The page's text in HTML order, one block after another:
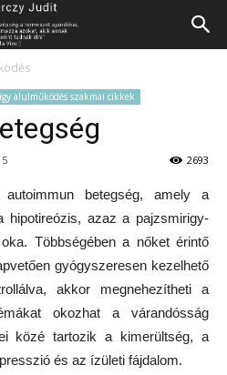
alulműködés szakmai cikkek
2693
betegség, amely a
hipotireózis, azaz a pajzsmirigy-
Többségében a nőket érintő
gyógyszeresen kezelhető
akkor megnehezítheti a
okozhat a várandósság
közé tartozik a kimerültség, a
és az ízületi fájdalom.